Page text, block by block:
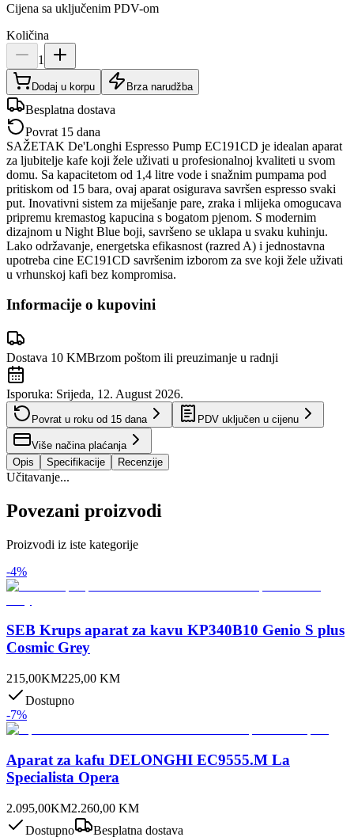
Cijena sa uključenim PDV-om
Količina
1
Dodaj u korpu Brza narudžba
Besplatna dostava
Povrat 15 dana
SAŽETAK De'Longhi Espresso Pump EC191CD je idealan aparat
za ljubitelje kafe koji žele uživati u profesionalnoj kvaliteti u svom
domu. Sa kapacitetom od 1,4 litre vode i snažnim pumpama pod
pritiskom od 15 bara, ovaj aparat osigurava savršen espresso svaki
put. Inovativni sistem za miješanje pare, zraka i mlijeka omogucava
pripremu kremastog kapucina s bogatom pjenom. S modernim
dizajnom u Night Blue boji, savršeno se uklapa u svaku kuhinju.
Lako održavanje, energetska efikasnost (razred A) i jednostavna
upotreba cine EC191CD savršenim izborom za sve koji žele uživati
u vrhunskoj kafi bez kompromisa.
Informacije o kupovini
Dostava 10 KMBrzom poštom ili preuzimanje u radnji
Isporuka: Srijeda, 12. August 2026.
Povrat u roku od 15 dana PDV uključen u cijenu
Više načina plaćanja
Opis
Specifikacije Recenzije
Učitavanje...
Povezani proizvodi
Proizvodi iz iste kategorije
-4%
SEB Krups aparat za kavu KP340B10 Genio S plus
Cosmic Grey
215,00KM225,00 KM
Dostupno
-7%
Aparat za kafu DELONGHI EC9555.M La
Specialista Opera
2.095,00KM2.260,00 KM
Dostupno
Besplatna dostava